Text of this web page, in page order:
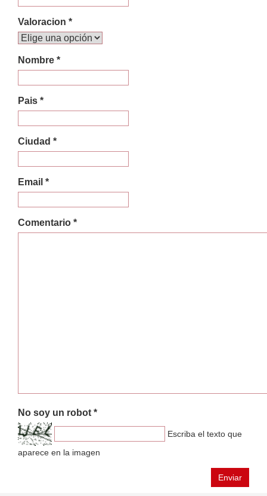
Valoracion *
Nombre *
Pais *
Ciudad *
Email *
Comentario *
No soy un robot *
Escriba el texto que
aparece en la imagen
Enviar